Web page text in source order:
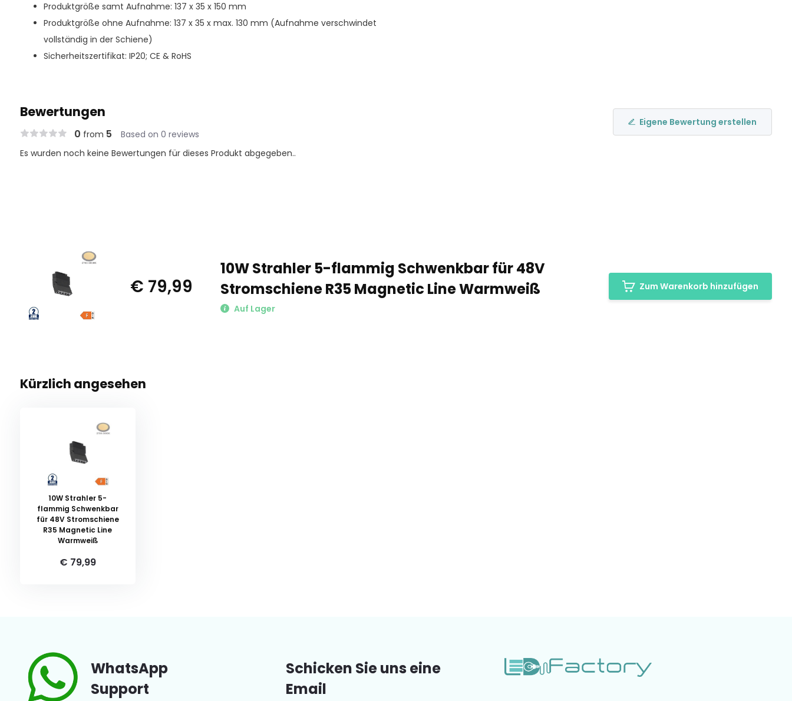
Produktgröße samt Aufnahme: 137 x 35 x 150 mm
Produktgröße ohne Aufnahme: 137 x 35 x max. 130 mm (Aufnahme verschwindet
vollständig in der Schiene)
Sicherheitszertifikat: IP20; CE & RoHS
Bewertungen
0 from 5 Based on 0 reviews
Eigene Bewertung erstellen
Es wurden noch keine Bewertungen für dieses Produkt abgegeben..
€ 79,99
10W Strahler 5-flammig Schwenkbar für 48V
Stromschiene R35 Magnetic Line Warmweiß
Auf Lager
Zum Warenkorb hinzufügen
Kürzlich angesehen
10W Strahler 5-
flammig Schwenkbar
für 48V Stromschiene
R35 Magnetic Line
Warmweiß
€ 79,99
WhatsApp
Support
Schicken Sie uns eine
Email